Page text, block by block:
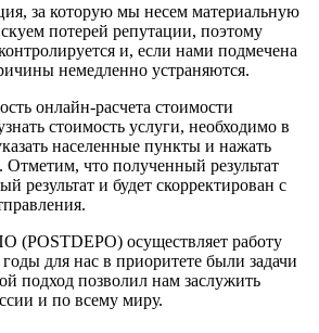
за которую мы несем материальную
потерей репутации, поэтому
и, если нами подмечена
немедленно устраняются.
онлайн-расчета стоимости
стоимость услуги, необходимо в
населенные пункты и нажать
Отметим, что полученный результат
результат и будет скорректирован с
осуществляет работу
годы для нас в приоритете были задачи
подход позволил нам заслужить
и по всему миру.